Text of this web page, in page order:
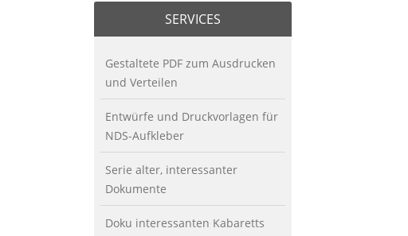
SERVICES
Gestaltete PDF zum Ausdrucken
und Verteilen
Entwürfe und Druckvorlagen für
NDS-Aufkleber
Serie alter, interessanter
Dokumente
Doku interessanten Kabaretts